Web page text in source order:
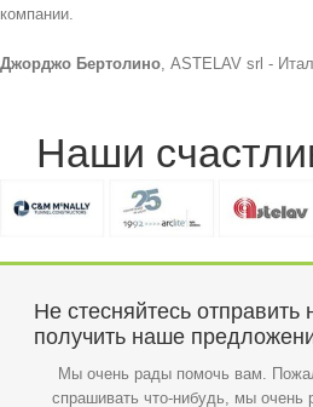
компании.
Джорджо Бертолино , ASTELAV srl -
Наши
Не стесняйтесь отправить
получить наше
Мы очень рады помочь вам.
спрашивать что-нибудь, мы очень